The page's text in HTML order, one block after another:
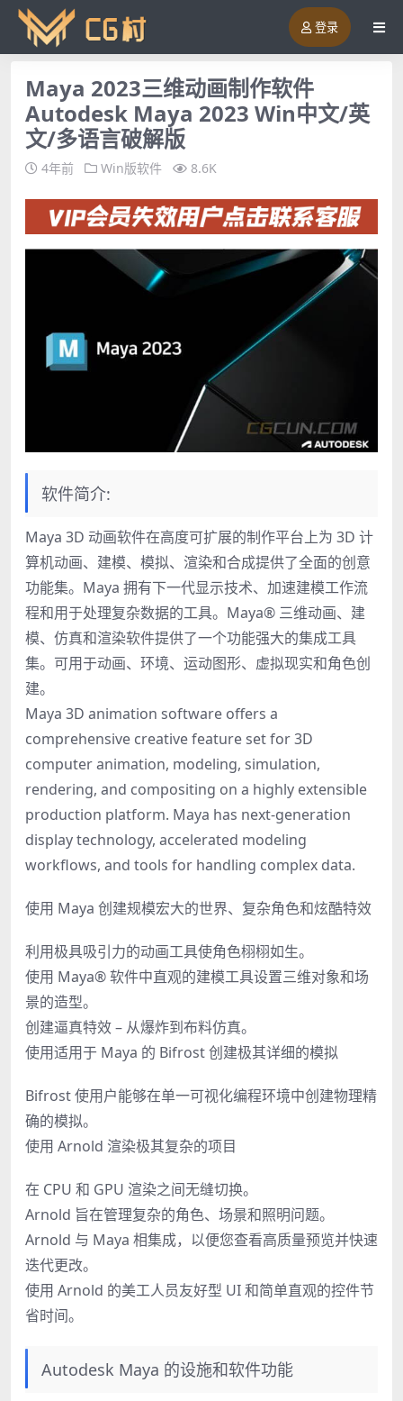
登录
Maya 2023三维动画制作软件
Autodesk Maya 2023 Win中文/英
文/多语言破解版
4年前 Win版软件 8.6K
软件简介:
Maya 3D 动画软件在高度可扩展的制作平台上为 3D 计
算机动画、建模、模拟、渲染和合成提供了全面的创意
功能集。Maya 拥有下一代显示技术、加速建模工作流
程和用于处理复杂数据的工具。Maya® 三维动画、建
模、仿真和渲染软件提供了一个功能强大的集成工具
集。可用于动画、环境、运动图形、虚拟现实和角色创
建。
Maya 3D animation software offers a
comprehensive creative feature set for 3D
computer animation, modeling, simulation,
rendering, and compositing on a highly extensible
production platform. Maya has next-generation
display technology, accelerated modeling
workflows, and tools for handling complex data.
使用 Maya 创建规模宏大的世界、复杂角色和炫酷特效
利用极具吸引力的动画工具使角色栩栩如生。
使用 Maya® 软件中直观的建模工具设置三维对象和场
景的造型。
创建逼真特效 – 从爆炸到布料仿真。
使用适用于 Maya 的 Bifrost 创建极其详细的模拟
Bifrost 使用户能够在单一可视化编程环境中创建物理精
确的模拟。
使用 Arnold 渲染极其复杂的项目
在 CPU 和 GPU 渲染之间无缝切换。
Arnold 旨在管理复杂的角色、场景和照明问题。
Arnold 与 Maya 相集成，以便您查看高质量预览并快速
迭代更改。
使用 Arnold 的美工人员友好型 UI 和简单直观的控件节
省时间。
Autodesk Maya 的设施和软件功能